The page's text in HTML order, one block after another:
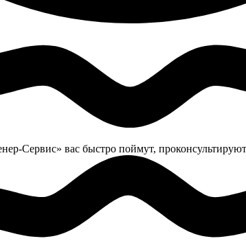
Сервис» вас быстро поймут,